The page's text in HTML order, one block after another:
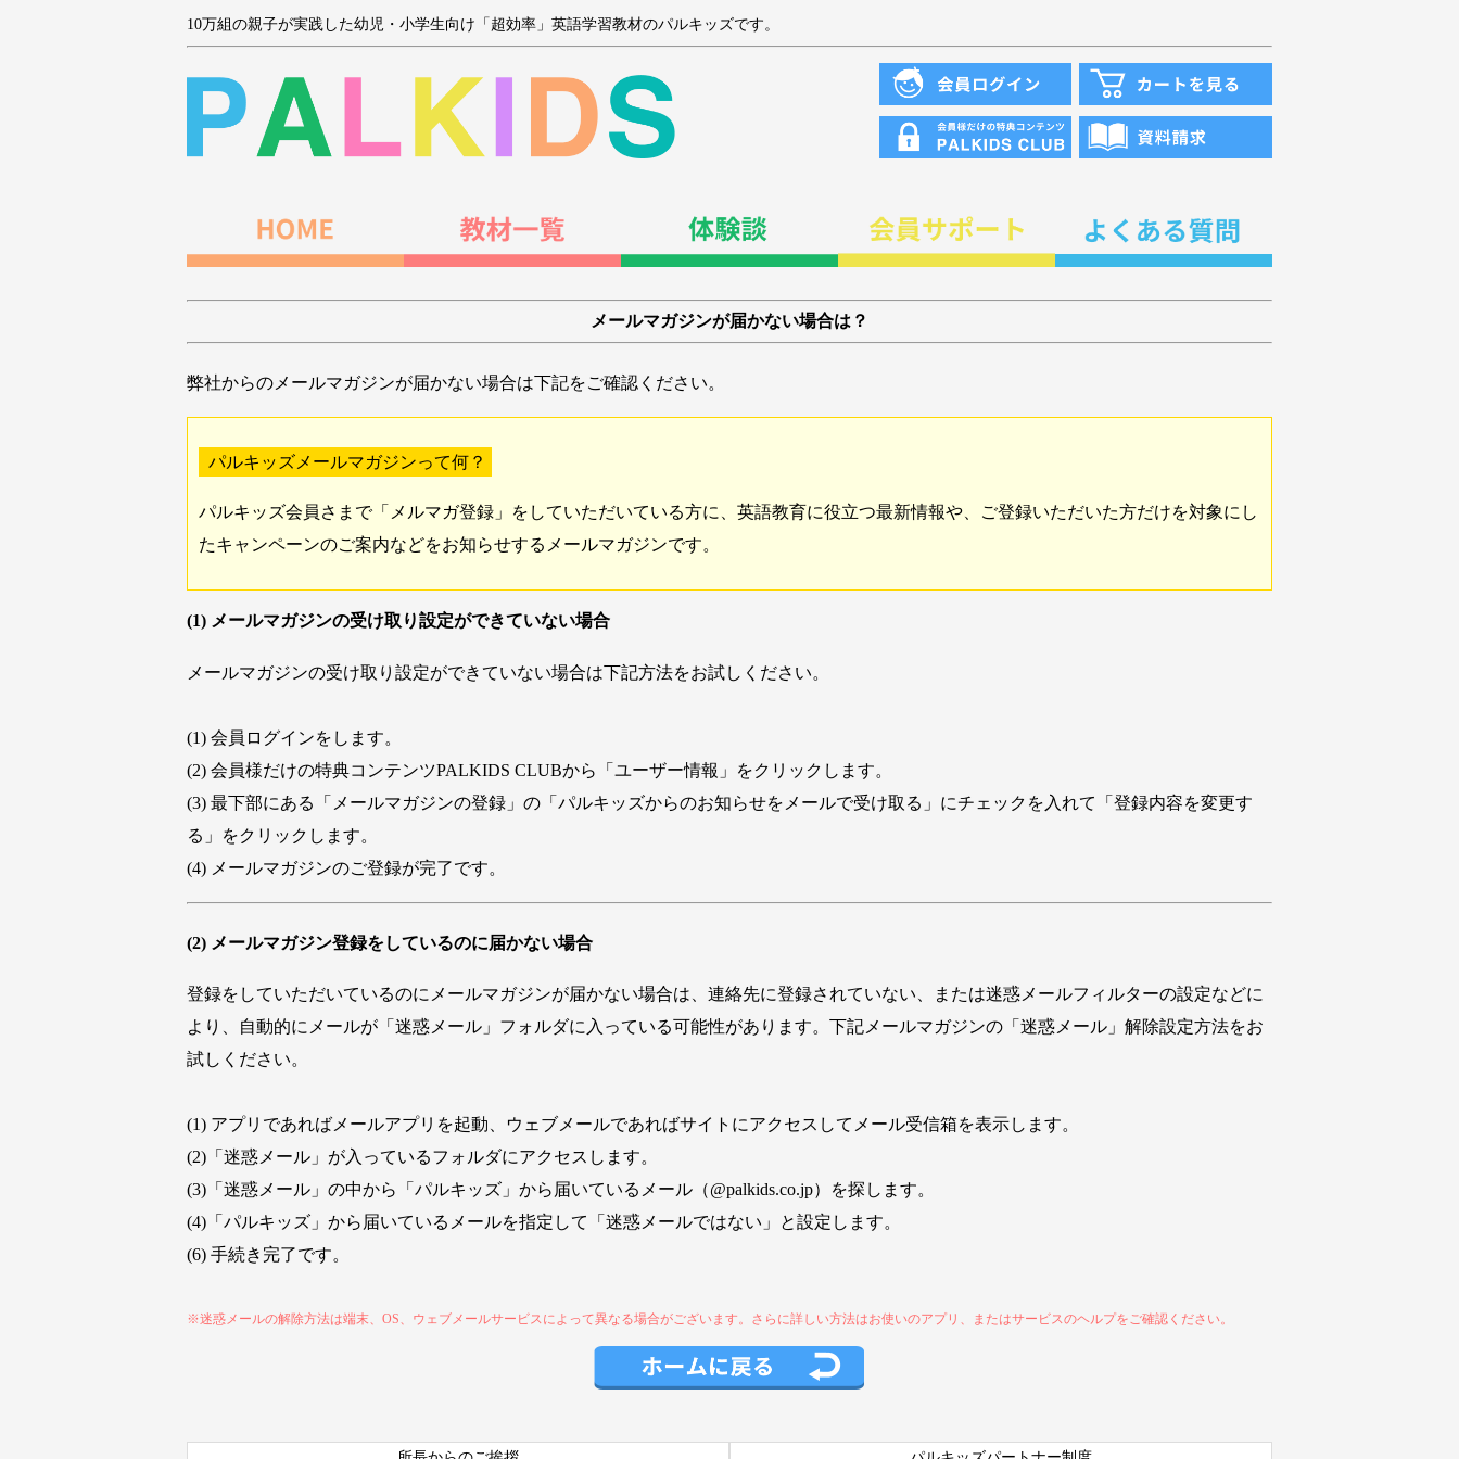
10万組の親子が実践した幼児・小学生向け「超効率」英語学習教材のパルキッズです。
メールマガジンが届かない場合は？
弊社からのメールマガジンが届かない場合は下記をご確認ください。
パルキッズメールマガジンって何？
パルキッズ会員さまで「メルマガ登録」をしていただいている方に、英語教育に役立つ最新情報や、ご登録いただいた方だけを対象にし
たキャンペーンのご案内などをお知らせするメールマガジンです。
(1) メールマガジンの受け取り設定ができていない場合
メールマガジンの受け取り設定ができていない場合は下記方法をお試しください。
(1) 会員ログインをします。
(2) 会員様だけの特典コンテンツPALKIDS CLUBから「ユーザー情報」をクリックします。
(3) 最下部にある「メールマガジンの登録」の「パルキッズからのお知らせをメールで受け取る」にチェックを入れて「登録内容を変更す
る」をクリックします。
(4) メールマガジンのご登録が完了です。
(2) メールマガジン登録をしているのに届かない場合
登録をしていただいているのにメールマガジンが届かない場合は、連絡先に登録されていない、または迷惑メールフィルターの設定などに
より、自動的にメールが「迷惑メール」フォルダに入っている可能性があります。下記メールマガジンの「迷惑メール」解除設定方法をお
試しください。
(1) アプリであればメールアプリを起動、ウェブメールであればサイトにアクセスしてメール受信箱を表示します。
(2)「迷惑メール」が入っているフォルダにアクセスします。
(3)「迷惑メール」の中から「パルキッズ」から届いているメール（@palkids.co.jp）を探します。
(4)「パルキッズ」から届いているメールを指定して「迷惑メールではない」と設定します。
(6) 手続き完了です。
※迷惑メールの解除方法は端末、OS、ウェブメールサービスによって異なる場合がございます。さらに詳しい方法はお使いのアプリ、またはサービスのヘルプをご確認ください。